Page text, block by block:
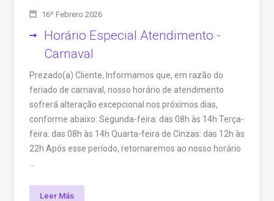
16º Febrero 2026
Horário Especial Atendimento -
Carnaval
Prezado(a) Cliente, Informamos que, em razão do
feriado de carnaval, nosso horário de atendimento
sofrerá alteração excepcional nos próximos dias,
conforme abaixo: Segunda-feira: das 08h às 14h Terça-
feira: das 08h às 14h Quarta-feira de Cinzas: das 12h às
22h Após esse período, retornaremos ao nosso horário
Leer Más